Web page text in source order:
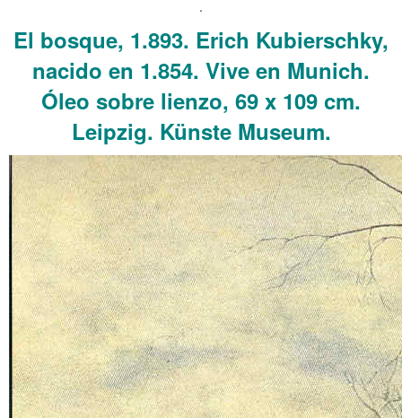
.
El bosque, 1.893. Erich Kubierschky,
nacido en 1.854. Vive en Munich.
Óleo sobre lienzo, 69 x 109 cm.
Leipzig. Künste Museum.